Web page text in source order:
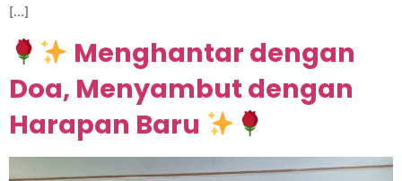
[…]
Menghantar dengan
Doa, Menyambut dengan
Harapan Baru